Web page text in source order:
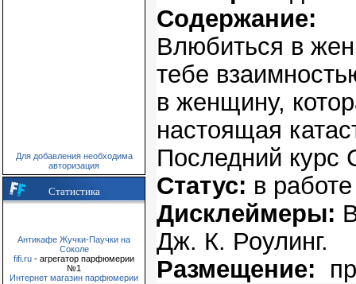
Для добавления необходима
авторизация
Статистика
Антикафе Жучки-Паучки на
Соколе
fifi.ru - агрегатор парфюмерии
№1
Интернет магазин парфюмерии
Содержание:
Влюбиться в
тебе
в женщину,
настоящая
Последний курс
Статус: в работе
Дисклеймеры:
Дж. К. Роулинг.
Размещение: